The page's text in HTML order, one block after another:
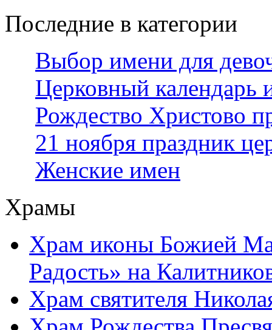
Последние в категории
Выбор имени для
Церковный календарь
Рождество Христово
21 ноября праздник
Женские имен
Храмы
Храм иконы Божией
Радость» на
Храм святителя